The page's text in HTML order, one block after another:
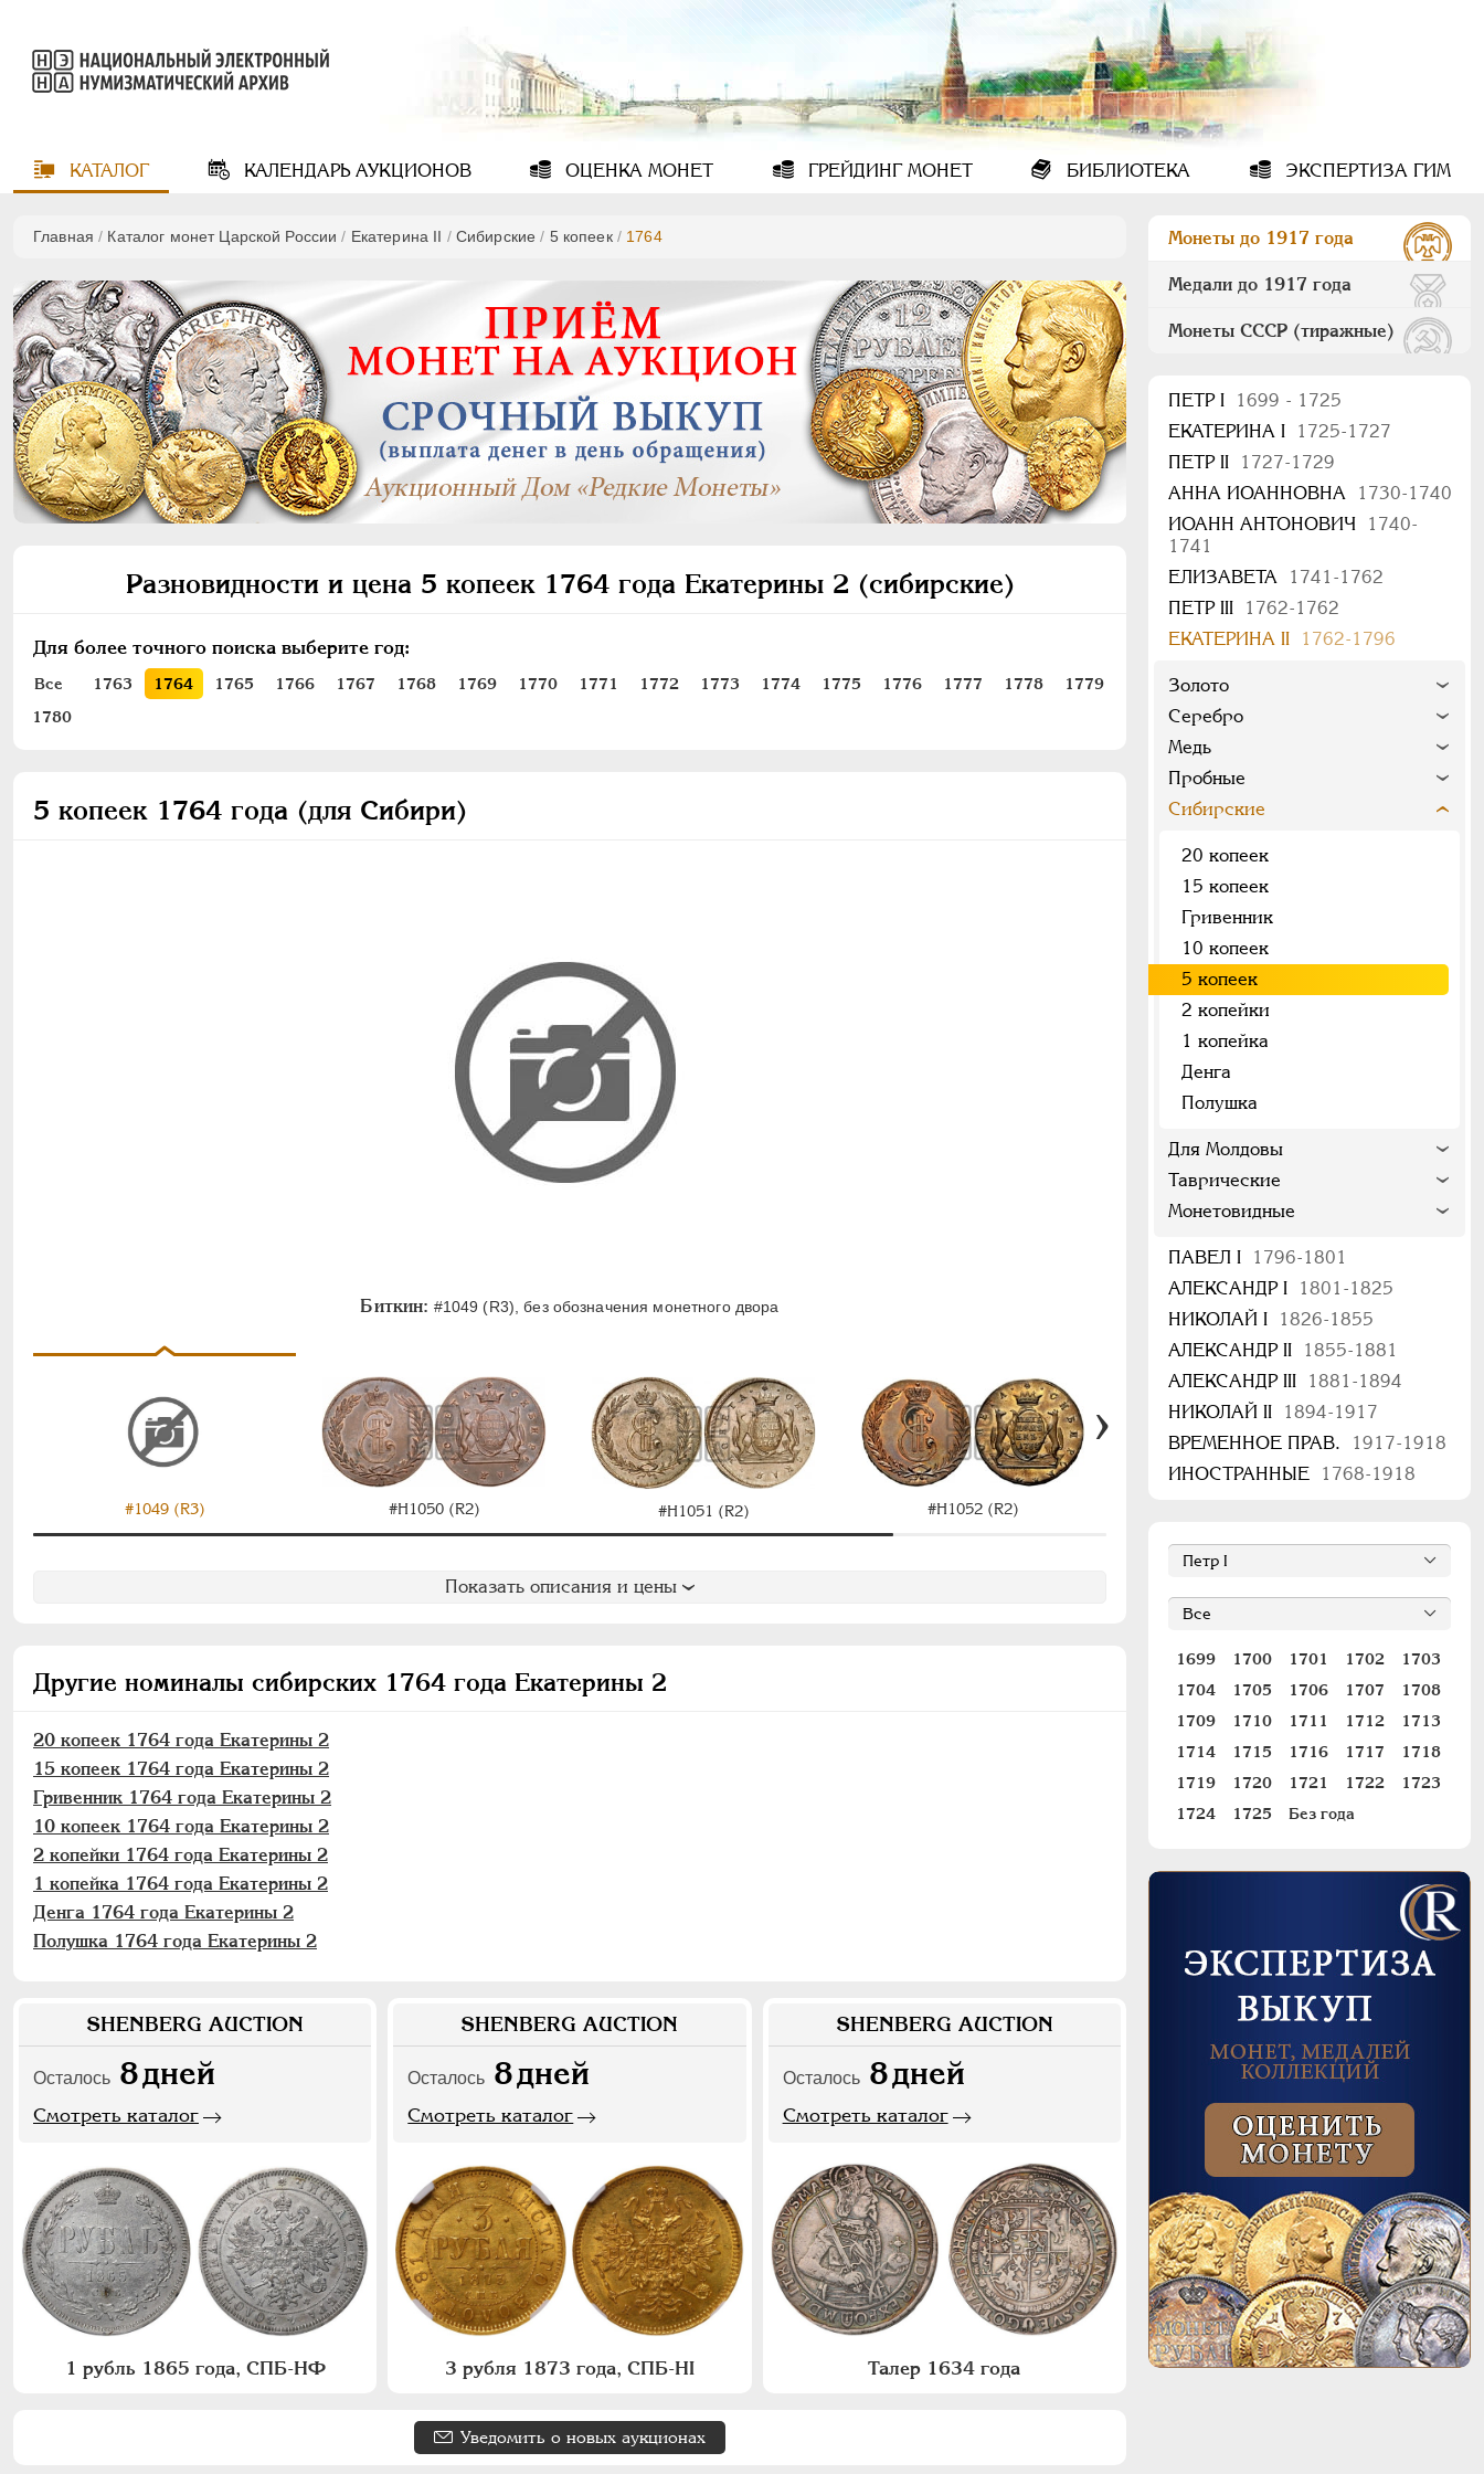
КАТАЛОГ КАЛЕНДАРЬАУКЦИОНОВ ОЦЕНКА МОНЕТ ГРЕЙДИНГМОНЕТ БИБЛИОТЕКА ЭКСПЕРТИЗА ГИМ
Главная / Каталог монет Царской России / Екатерина II / Сибирские / 5 копеек/ 1764
Разновидности и цена 5 копеек 1764 года Екатерины 2 (сибирские)
Для более точного поиска выберите год:
Все 1763 1764 1765 1766 1767 1768 1769 1770 1771 1772 1773 1774 1775 1776 1777 1778
1779
1780
5 копеек 1764 года (для Сибири)
Биткин: #1049 (R3), без обозначения монетного двора
#1049 (R3) #H1050 (R2) #H1051 (R2) #H1052 (R2)
Показать описания и цены
Другие номиналы сибирских 1764 года Екатерины 2
20 копеек 1764 года Екатерины 2
15 копеек 1764 года Екатерины 2
Гривенник 1764 года Екатерины 2
10 копеек 1764 года Екатерины 2
2 копейки 1764 года Екатерины 2
1 копейка 1764 года Екатерины 2
Денга 1764 года Екатерины 2
Полушка 1764 года Екатерины 2
SHENBERG AUCTION
Осталось 8дней
Смотреть каталог
1 рубль 1865 года, СПБ-НФ
SHENBERG AUCTION
Осталось 8дней
Смотреть каталог
3 рубля 1873 года, СПБ-НI
SHENBERG AUCTION
Осталось 8дней
Смотреть каталог
Талер 1634 года
Уведомить о новых аукционах
Монеты до 1917 года
Медали до 1917 года
Монеты СССР (тиражные)
ПEТР I
1699 - 1725
ЕКАТЕРИНА I
1725-1727
ПЕТР II
1727-1729
АННА ИОАННОВНА
1730-1740
ИОАНН АНТОНОВИЧ
1740-
1741
ЕЛИЗАВЕТА
1741-1762
ПЕТР III
1762-1762
ЕКАТЕРИНА II
1762-1796
Золото
Серебро
Медь
Пробные
Сибирские
20 копеек
15 копеек
Гривенник
10 копеек
5 копеек
2 копейки
1 копейка
Денга
Полушка
Для Молдовы
Таврические
Монетовидные
ПАВЕЛ I
1796-1801
АЛЕКСАНДР I
1801-1825
НИКОЛАЙ I
1826-1855
АЛЕКСАНДР II
1855-1881
АЛЕКСАНДР III
1881-1894
НИКОЛАЙ II
1894-1917
ВРЕМЕННОЕ ПРАВ.
1917-1918
ИНОСТРАННЫЕ
1768-1918
1699 1700 1701 1702
1703
1704
1705 1706 1707
1708
1709
1710 1711 1712
1713
1714
1715 1716 1717
1718
1719
1720 1721 1722
1723
1724
1725 Без года